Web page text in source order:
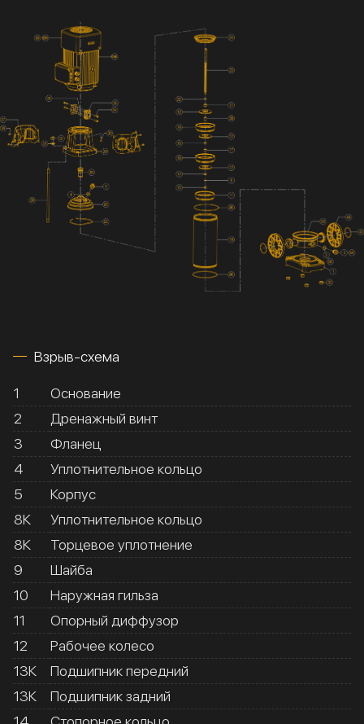
Взрыв-схема
1
Основание
2
Дренажный винт
3
Фланец
4
Уплотнительное кольцо
5
Корпус
8К
Уплотнительное кольцо
8К
Торцевое уплотнение
9
Шайба
10
Наружная гильза
11
Опорный диффузор
12
Рабочее колесо
13К
Подшипник передний
13К
Подшипник задний